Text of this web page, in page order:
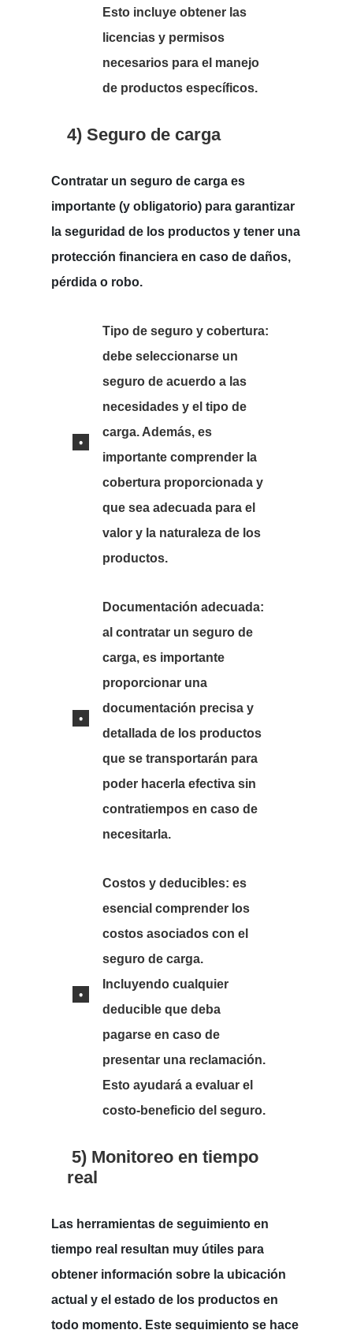
Esto incluye obtener las
licencias y permisos
necesarios para el manejo
de productos específicos.
4) Seguro de carga
Contratar un seguro de carga es
importante (y obligatorio) para garantizar
la seguridad de los productos y tener una
protección financiera en caso de daños,
pérdida o robo.
Tipo de seguro y cobertura:
debe seleccionarse un
seguro de acuerdo a las
necesidades y el tipo de
carga. Además, es
importante comprender la
cobertura proporcionada y
que sea adecuada para el
valor y la naturaleza de los
productos.
Documentación adecuada:
al contratar un seguro de
carga, es importante
proporcionar una
documentación precisa y
detallada de los productos
que se transportarán para
poder hacerla efectiva sin
contratiempos en caso de
necesitarla.
Costos y deducibles: es
esencial comprender los
costos asociados con el
seguro de carga.
Incluyendo cualquier
deducible que deba
pagarse en caso de
presentar una reclamación.
Esto ayudará a evaluar el
costo-beneficio del seguro.
5) Monitoreo en tiempo
real
Las herramientas de seguimiento en
tiempo real resultan muy útiles para
obtener información sobre la ubicación
actual y el estado de los productos en
todo momento. Este seguimiento se hace